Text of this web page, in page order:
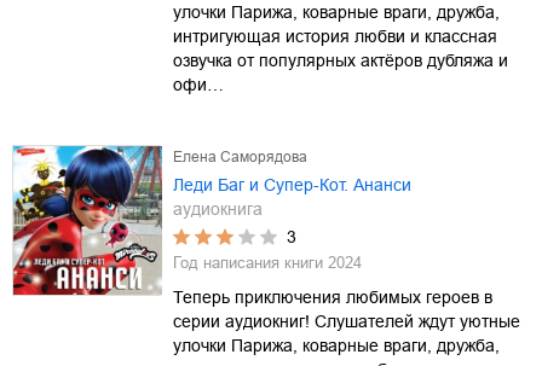
улочки Парижа, коварные враги, дружба,
интригующая история любви и классная
озвучка от популярных актёров дубляжа и
офи…
Елена Саморядова
Леди Баг и Супер-Кот. Ананси
аудиокнига
3
Год написания книги 2024
Теперь приключения любимых героев в
серии аудиокниг! Слушателей ждут уютные
улочки Парижа, коварные враги, дружба,